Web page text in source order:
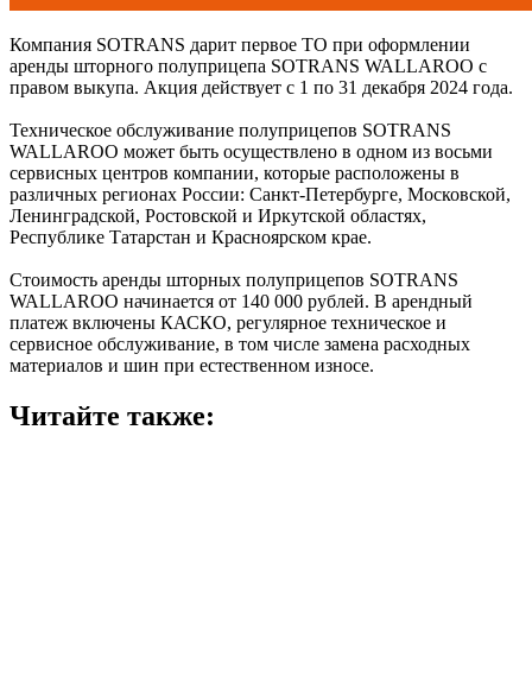
Компания SOTRANS дарит первое ТО при оформлении
аренды шторного полуприцепа SOTRANS WALLAROO с
правом выкупа. Акция действует с 1 по 31 декабря 2024 года.
Техническое обслуживание полуприцепов SOTRANS
WALLAROO может быть осуществлено в одном из восьми
сервисных центров компании, которые расположены в
различных регионах России: Санкт-Петербурге, Московской,
Ленинградской, Ростовской и Иркутской областях,
Республике Татарстан и Красноярском крае.
Стоимость аренды шторных полуприцепов SOTRANS
WALLAROO начинается от 140 000 рублей. В арендный
платеж включены КАСКО, регулярное техническое и
сервисное обслуживание, в том числе замена расходных
материалов и шин при естественном износе.
Читайте также: